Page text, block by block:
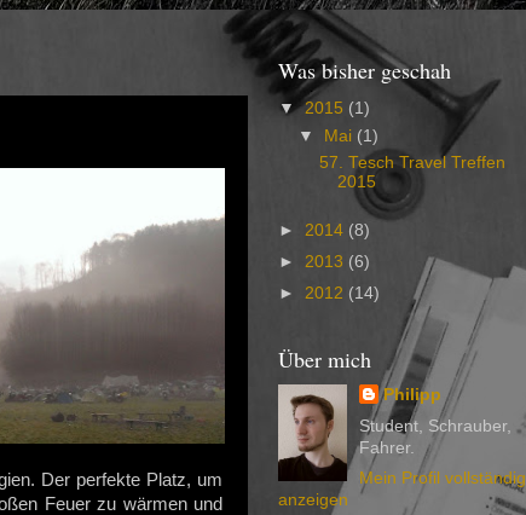
Der perfekte Platz, um
Feuer zu wärmen und
Was bisher geschah
▼2015 (1)
▼ Mai (1)
57. Tesch Travel Treffen
2015
► 2014 (8)
► 2013 (6)
► 2012 (14)
Über mich
Philipp
Student, Schrauber,
Fahrer.
Mein Profil vollständig
anzeigen